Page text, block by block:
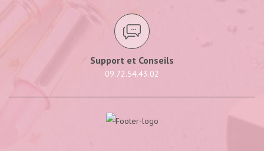
Support et Conseils
09.72.54.43.02